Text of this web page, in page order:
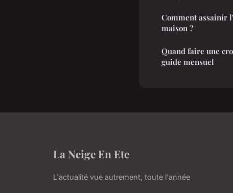
Comment assainir
maison ?
Quand faire une
guide mensuel
La Neige En Ete
L'actualité vue autrement, toute l'année